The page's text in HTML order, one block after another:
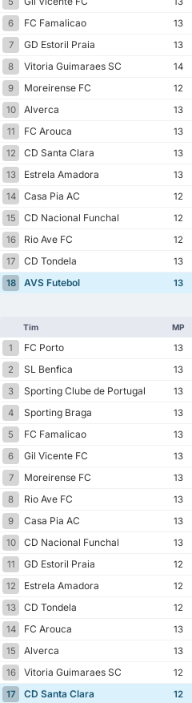
6
FC Famalicao 13
7
GD Estoril Praia 13
8
Vitoria Guimaraes SC 14
9
Moreirense FC 12
10
Alverca 13
11
FC Arouca 13
12
CD Santa Clara 13
13
Estrela Amadora 13
14
Casa Pia AC 12
15
CD Nacional Funchal 12
16
Rio Ave FC 12
17
CD Tondela 13
18
AVS Futebol 13
Tim MP
1 FC Porto 13
2
SL Benfica 13
3
Sporting Clube de Portugal 13
4
Sporting Braga 13
5
FC Famalicao 13
6
Gil Vicente FC 13
7
Moreirense FC 13
8
Rio Ave FC 13
9
Casa Pia AC 13
10
CD Nacional Funchal 13
11
GD Estoril Praia 12
12
Estrela Amadora 12
13
CD Tondela 12
14
FC Arouca 13
15
Alverca 13
16
Vitoria Guimaraes SC 12
17
CD Santa Clara 12